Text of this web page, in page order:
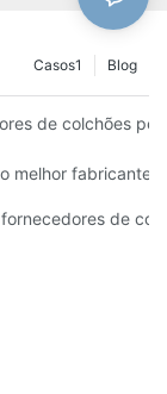
Blog
Casos1
premium
de colchões
seu negócio de
melhor fabricante
do seu
de